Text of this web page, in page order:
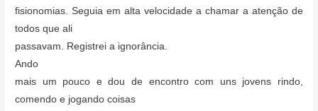
fisionomias. Seguia em alta velocidade a chamar a atenção de
todos que ali
passavam. Registrei a ignorância.
Ando
mais um pouco e dou de encontro com uns jovens rindo,
comendo e jogando coisas